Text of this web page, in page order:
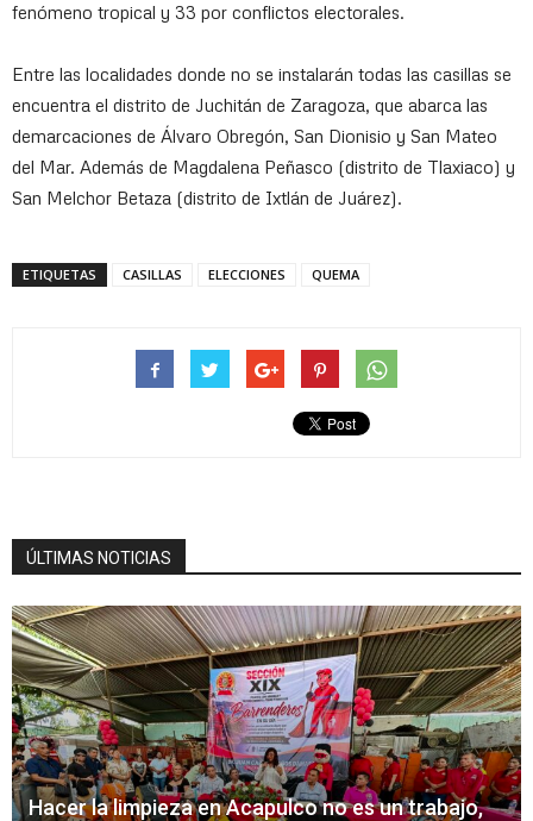
fenómeno tropical y 33 por conflictos electorales.
Entre las localidades donde no se instalarán todas las casillas se
encuentra el distrito de Juchitán de Zaragoza, que abarca las
demarcaciones de Álvaro Obregón, San Dionisio y San Mateo
del Mar. Además de Magdalena Peñasco (distrito de Tlaxiaco) y
San Melchor Betaza (distrito de Ixtlán de Juárez).
ETIQUETAS CASILLAS ELECCIONES QUEMA
ÚLTIMAS NOTICIAS
Hacer la limpieza en Acapulco no es un trabajo,